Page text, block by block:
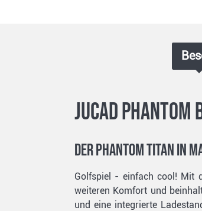
JuCad
Der Phantom Titan in
Golfspiel - einfach cool! Mit
weiteren Komfort und
und eine integrierte